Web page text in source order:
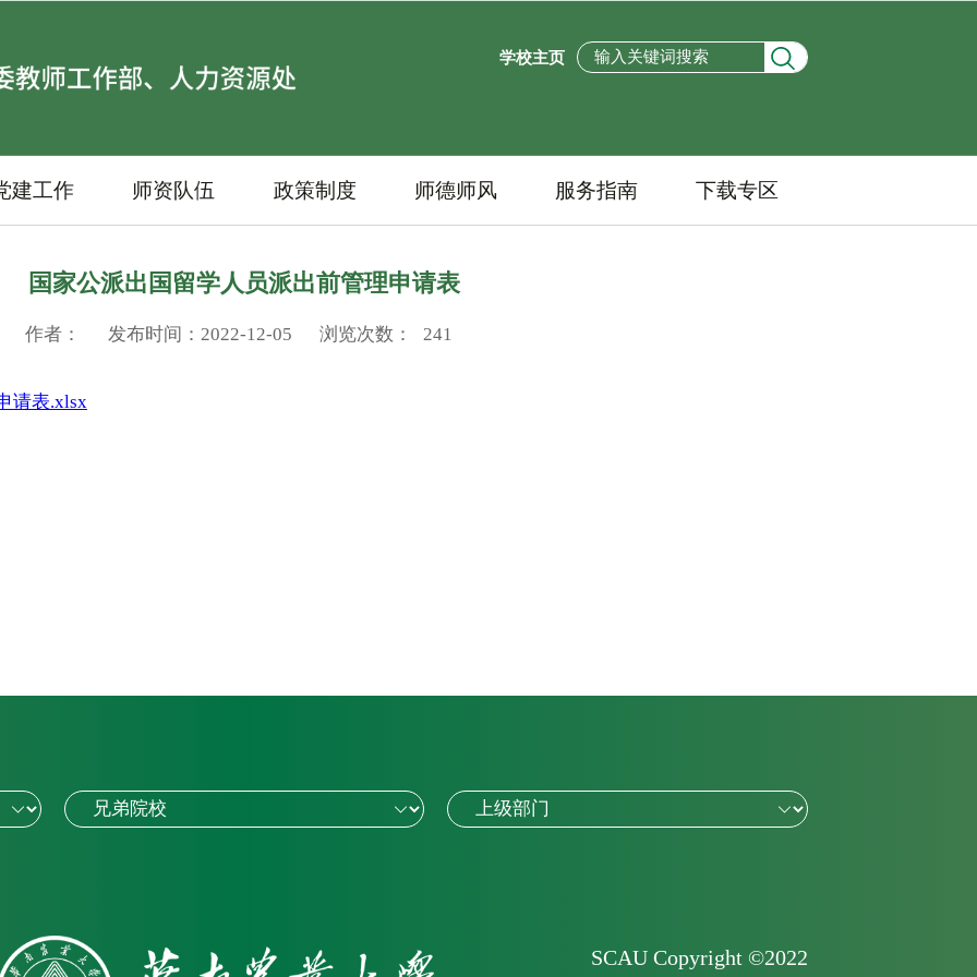
学校主页
建工作 师资队伍 政策制度 师德师风 服务指南 下载专区
国家公派出国留学人员派出前管理申请表
作者： 发布时间：2022-12-05 浏览次数： 241
请表.xlsx
SCAU Copyright ©2022